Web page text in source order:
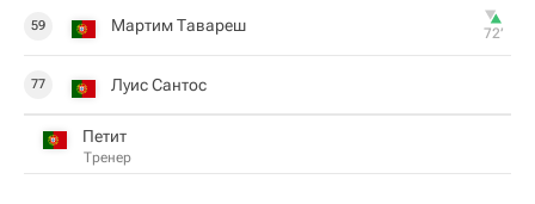
59 Мартим Тавареш 72‎’‎
77 Луис Сантос
Петит
Тренер